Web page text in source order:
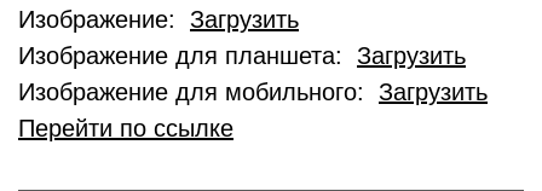
Изображение: Загрузить
Изображение для планшета: Загрузить
Изображение для мобильного: Загрузить
Перейти по ссылке